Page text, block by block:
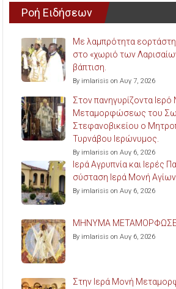
Ροή Ειδήσεων
Με λαμπρότητα
στο «χωριό των
βάπτιση.
By imlarisis on Αυγ 7, 2026
Στον πανηγυρίζοντα Ιερό
Μεταμορφώσεως του
Στεφανοβικείου ο
Τυρνάβου Ιερώνυμος.
By imlarisis on Αυγ 6, 2026
Ιερά Αγρυπνία και Ιερές
σύσταση Ιερά Μονή
By imlarisis on Αυγ 6, 2026
ΜΗΝΥΜΑ
By imlarisis on Αυγ 6, 2026
Στην Ιερά Μονή